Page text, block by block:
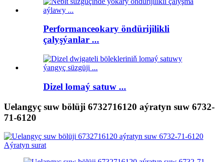
Performanceokary öndürijilikli
çalyşýanlar ...
Dizel lomaý satuw ...
Uelangyç suw bölüji 6732716120 aýratyn suw 6732-
71-6120